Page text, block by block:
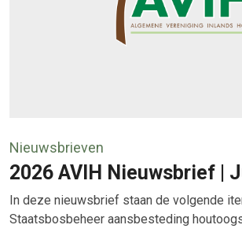
Nieuwsbrieven
2026 AVIH Nieuwsbrief |
In deze nieuwsbrief staan de volgende
Staatsbosbeheer aansbesteding